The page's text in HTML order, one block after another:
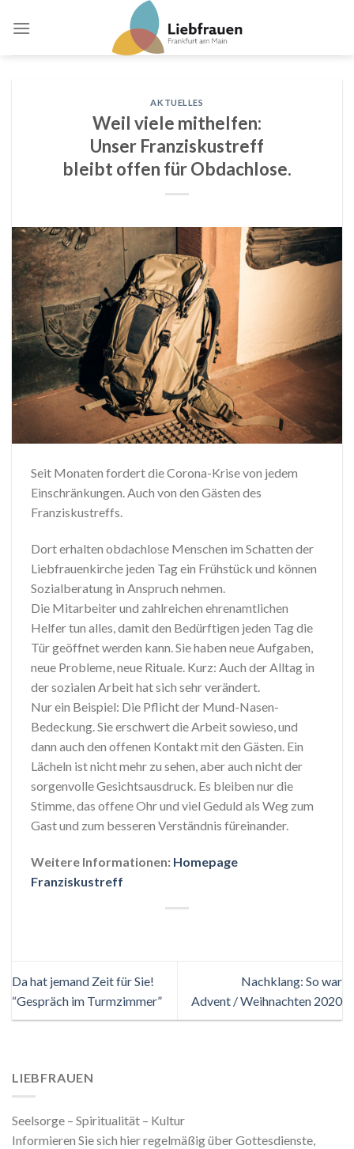
AKTUELLES
Weil viele mithelfen:
Unser Franziskustreff
bleibt offen für Obdachlose.
Seit Monaten fordert die Corona-Krise von jedem
Einschränkungen. Auch von den Gästen des
Franziskustreffs.
Dort erhalten obdachlose Menschen im Schatten der
Liebfrauenkirche jeden Tag ein Frühstück und können
Sozialberatung in Anspruch nehmen.
Die Mitarbeiter und zahlreichen ehrenamtlichen
Helfer tun alles, damit den Bedürftigen jeden Tag die
Tür geöffnet werden kann. Sie haben neue Aufgaben,
neue Probleme, neue Rituale. Kurz: Auch der Alltag in
der sozialen Arbeit hat sich sehr verändert.
Nur ein Beispiel: Die Pflicht der Mund-Nasen-
Bedeckung. Sie erschwert die Arbeit sowieso, und
dann auch den offenen Kontakt mit den Gästen. Ein
Lächeln ist nicht mehr zu sehen, aber auch nicht der
sorgenvolle Gesichtsausdruck. Es bleiben nur die
Stimme, das offene Ohr und viel Geduld als Weg zum
Gast und zum besseren Verständnis füreinander.
Weitere Informationen: Homepage
Franziskustreff
Da hat jemand Zeit für Sie!
“Gespräch im Turmzimmer”
Nachklang: So war
Advent / Weihnachten 2020
LIEBFRAUEN
Seelsorge – Spiritualität – Kultur
Informieren Sie sich hier regelmäßig über Gottesdienste,